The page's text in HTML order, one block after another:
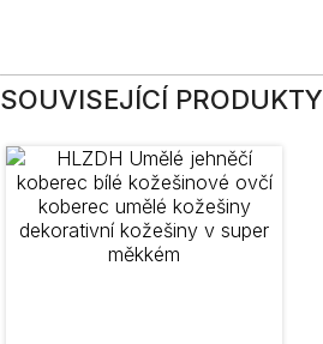
SOUVISEJÍCÍ PRODUKTY